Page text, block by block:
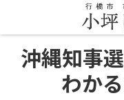
沖縄知事
わか